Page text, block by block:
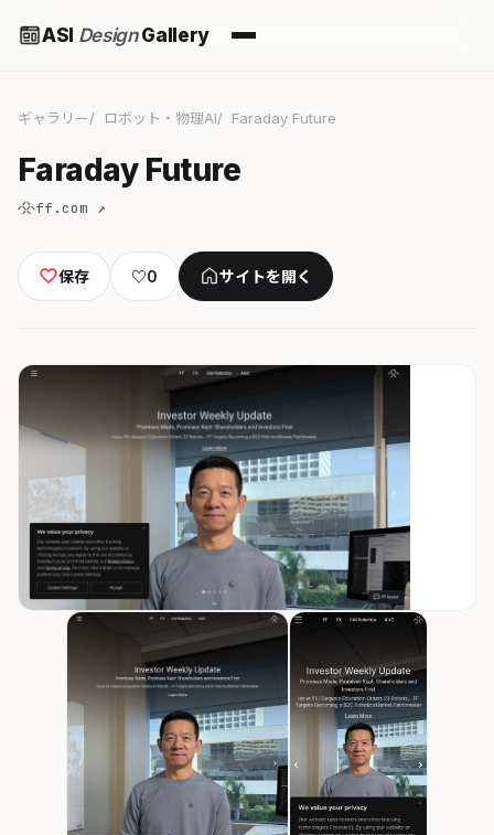
ASI DesignGallery
ギャラリー ロボット・物理AI Faraday Future
Faraday Future
ff.com ↗
保存 ♡0 サイトを開く